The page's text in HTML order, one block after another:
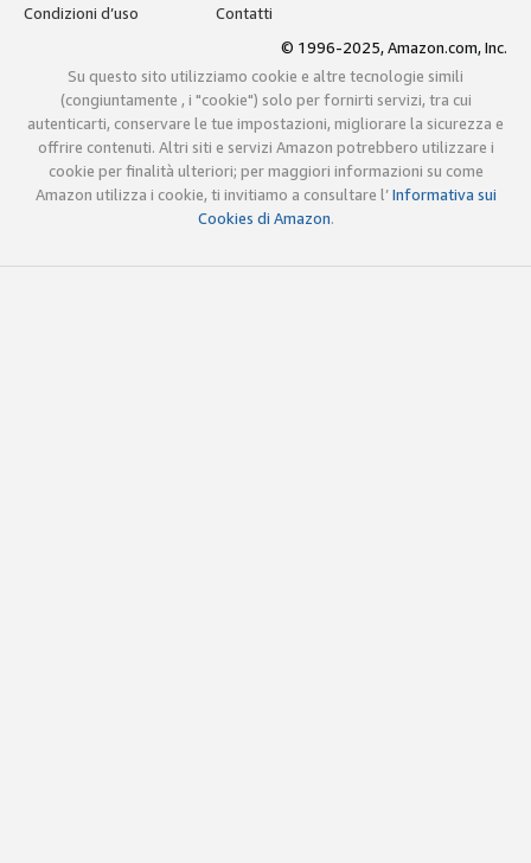
Condizioni d’uso
Contatti
© 1996-2025, Amazon.com, Inc.
Su questo sito utilizziamo cookie e altre tecnologie simili
(congiuntamente , i "cookie") solo per fornirti servizi, tra cui
autenticarti, conservare le tue impostazioni, migliorare la sicurezza e
offrire contenuti. Altri siti e servizi Amazon potrebbero utilizzare i
cookie per finalità ulteriori; per maggiori informazioni su come
Amazon utilizza i cookie, ti invitiamo a consultare l’Informativa sui
Cookies di Amazon.